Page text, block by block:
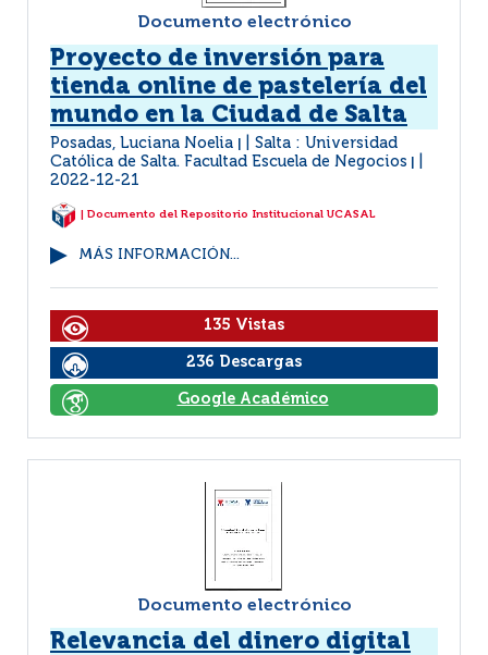
Documento electrónico
Proyecto de inversión para
tienda online de pastelería del
mundo en la Ciudad de Salta
Posadas, Luciana Noelia
Salta : Universidad
Católica de Salta. Facultad Escuela de Negocios
2022-12-21
| Documento del Repositorio Institucional UCASAL
MÁS INFORMACIÓN...
135 Vistas
236 Descargas
Google Académico
Documento electrónico
Relevancia del dinero digital